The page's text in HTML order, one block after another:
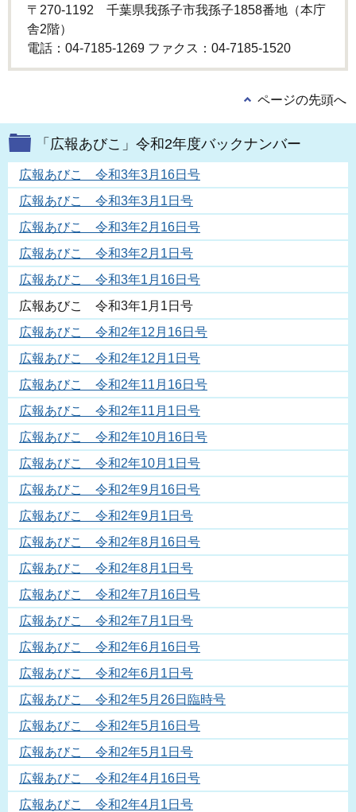
〒270-1192 千葉県我孫子市我孫子1858番地（本庁
舎2階）
電話：04-7185-1269 ファクス：04-7185-1520
ページの先頭へ
「広報あびこ」令和2年度バックナンバー
広報あびこ 令和3年3月16日号
広報あびこ 令和3年3月1日号
広報あびこ 令和3年2月16日号
広報あびこ 令和3年2月1日号
広報あびこ 令和3年1月16日号
広報あびこ 令和3年1月1日号
広報あびこ 令和2年12月16日号
広報あびこ 令和2年12月1日号
広報あびこ 令和2年11月16日号
広報あびこ 令和2年11月1日号
広報あびこ 令和2年10月16日号
広報あびこ 令和2年10月1日号
広報あびこ 令和2年9月16日号
広報あびこ 令和2年9月1日号
広報あびこ 令和2年8月16日号
広報あびこ 令和2年8月1日号
広報あびこ 令和2年7月16日号
広報あびこ 令和2年7月1日号
広報あびこ 令和2年6月16日号
広報あびこ 令和2年6月1日号
広報あびこ 令和2年5月26日臨時号
広報あびこ 令和2年5月16日号
広報あびこ 令和2年5月1日号
広報あびこ 令和2年4月16日号
広報あびこ 令和2年4月1日号